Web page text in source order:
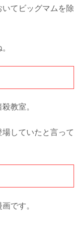
てビッグマムを除
教室。
していたと言って
です。